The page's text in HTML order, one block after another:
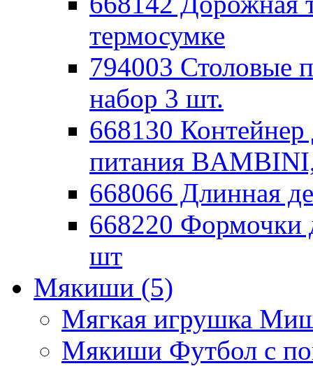
термосумке
794003 Столовые
набор 3 шт.
668130 Контейнер
питания
668066 Длинная
668220 Формочки
шт
Мякиши (5)
Мягкая игрушка
Мякиши Футбол с